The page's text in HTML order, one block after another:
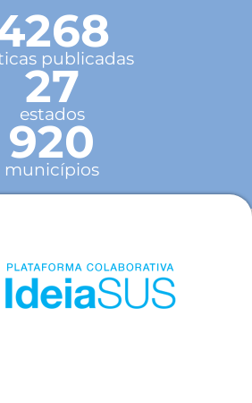
publicadas
27
estados
920
municípios